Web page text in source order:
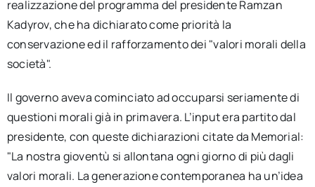
realizzazione del programma del presidente Ramzan
Kadyrov, che ha dichiarato come priorità la
conservazione ed il rafforzamento dei "valori morali della
società".
Il governo aveva cominciato ad occuparsi seriamente di
questioni morali già in primavera. L’input era partito dal
presidente, con queste dichiarazioni citate da Memorial:
"La nostra gioventù si allontana ogni giorno di più dagli
valori morali. La generazione contemporanea ha un’idea